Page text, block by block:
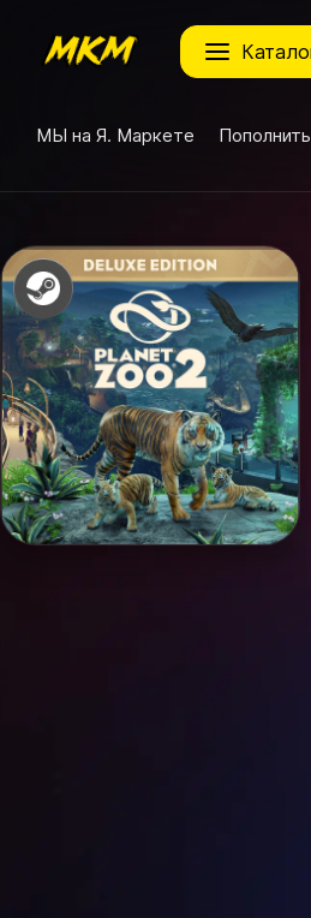
МЫ на Я. Маркете